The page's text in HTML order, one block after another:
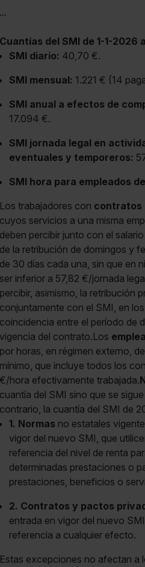
...
Cuantías del SMI de 1-1-2026
SMI diario: 40,70 €.
SMI mensual: 1.221 € (14
SMI anual a efectos de
17.094 €.
SMI jornada legal en
eventuales y temporeros:
SMI hora para empleados
Los trabajadores con contratos
cuyos servicios a una misma
deben percibir junto con el
de la retribución de domingos y
de 30 días cada una, sin que en
ser inferior a 57,82 €/jornada
percibir, asimismo, la retribución
conjuntamente con el SMI, en
coincidencia entre el período de
vigencia del contrato.Los
por horas, en régimen externo,
mínimo, que incluye todos los
€/hora efectivamente trabajada.
cuantía del SMI sino que se
contrario, la cuantía del SMI de
1. Normas no estatales
vigor del nuevo SMI, que
referencia del nivel de renta
determinadas prestaciones o
prestaciones, beneficios o
2. Contratos y pactos
entrada en vigor del nuevo
referencia a cualquier efecto.
Estas excepciones no afectan a